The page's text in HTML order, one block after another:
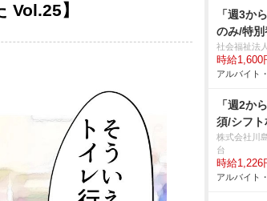
】
「週3か
のみ/特
社会福祉法
時給1,600
アルバイト
「週2か
須/シフ
株式会社川
台
時給1,226
アルバイト